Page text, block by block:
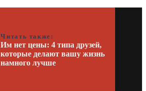
Читать также:
Им нет цены: 4 типа друзей,
которые делают вашу жизнь
намного лучше